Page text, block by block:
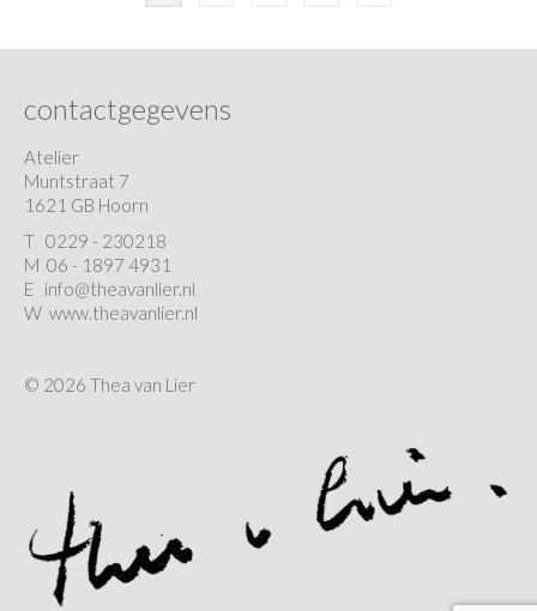
contactgegevens
Atelier
Muntstraat 7
1621 GB Hoorn
T 0229 - 230218
M 06 - 1897 4931
E info@theavanlier.nl
W www.theavanlier.nl
© 2026 Thea van Lier